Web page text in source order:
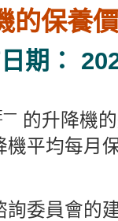
的保養
期：
一 的升降機
平均每月
委員會的